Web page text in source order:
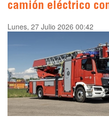
camión eléctrico
Lunes, 27 Julio 2026 00:42